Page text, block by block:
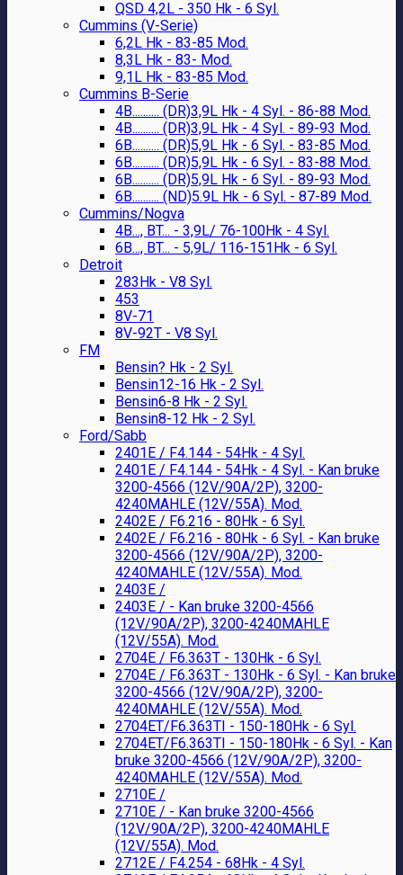
QSD 4,2L - 350 Hk - 6 Syl.
Cummins (V-Serie)
6,2L Hk - 83-85 Mod.
8,3L Hk - 83- Mod.
9,1L Hk - 83-85 Mod.
Cummins B-Serie
4B.......... (DR)3,9L Hk - 4 Syl. - 86-88 Mod.
4B.......... (DR)3,9L Hk - 4 Syl. - 89-93 Mod.
6B.......... (DR)5,9L Hk - 6 Syl. - 83-85 Mod.
6B.......... (DR)5,9L Hk - 6 Syl. - 83-88 Mod.
6B.......... (DR)5,9L Hk - 6 Syl. - 89-93 Mod.
6B.......... (ND)5.9L Hk - 6 Syl. - 87-89 Mod.
Cummins/Nogva
4B..., BT... - 3,9L/ 76-100Hk - 4 Syl.
6B..., BT... - 5,9L/ 116-151Hk - 6 Syl.
Detroit
283Hk - V8 Syl.
453
8V-71
8V-92T - V8 Syl.
FM
Bensin? Hk - 2 Syl.
Bensin12-16 Hk - 2 Syl.
Bensin6-8 Hk - 2 Syl.
Bensin8-12 Hk - 2 Syl.
Ford/Sabb
2401E / F4.144 - 54Hk - 4 Syl.
2401E / F4.144 - 54Hk - 4 Syl. - Kan bruke
3200-4566 (12V/90A/2P), 3200-
4240MAHLE (12V/55A). Mod.
2402E / F6.216 - 80Hk - 6 Syl.
2402E / F6.216 - 80Hk - 6 Syl. - Kan bruke
3200-4566 (12V/90A/2P), 3200-
4240MAHLE (12V/55A). Mod.
2403E /
2403E / - Kan bruke 3200-4566
(12V/90A/2P), 3200-4240MAHLE
(12V/55A). Mod.
2704E / F6.363T - 130Hk - 6 Syl.
2704E / F6.363T - 130Hk - 6 Syl. - Kan bruke
3200-4566 (12V/90A/2P), 3200-
4240MAHLE (12V/55A). Mod.
2704ET/F6.363TI - 150-180Hk - 6 Syl.
2704ET/F6.363TI - 150-180Hk - 6 Syl. - Kan
bruke 3200-4566 (12V/90A/2P), 3200-
4240MAHLE (12V/55A). Mod.
2710E /
2710E / - Kan bruke 3200-4566
(12V/90A/2P), 3200-4240MAHLE
(12V/55A). Mod.
2712E / F4.254 - 68Hk - 4 Syl.